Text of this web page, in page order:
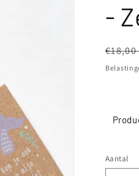
-
prijs
€18,00
Aantal